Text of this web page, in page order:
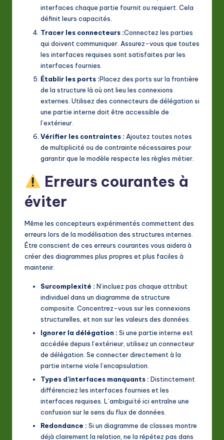
interfaces chaque partie fournit ou requiert. Cela
définit leurs capacités.
Tracer les connecteurs :Connectez les parties
qui doivent communiquer. Assurez-vous que toutes
les interfaces requises sont satisfaites par les
interfaces fournies.
Établir les ports :Placez des ports sur la frontière
de la structure là où ont lieu les connexions
externes. Utilisez des connecteurs de délégation si
une partie interne doit être accessible de
l’extérieur.
Vérifier les contraintes : Ajoutez toutes notes
de multiplicité ou de contrainte nécessaires pour
garantir que le modèle respecte les règles métier.
Erreurs courantes à
éviter
Même les concepteurs expérimentés commettent des
erreurs lors de la modélisation des structures internes.
Être conscient de ces erreurs courantes vous aidera à
créer des diagrammes plus propres et plus faciles à
maintenir.
Surcomplexité : N’incluez pas chaque attribut
individuel dans un diagramme de structure
composite. Concentrez-vous sur les connexions
structurelles, et non sur les valeurs des données.
Ignorer la délégation : Si une partie interne est
accédée depuis l’extérieur, utilisez un connecteur
de délégation. Se connecter directement à la
partie interne viole l’encapsulation.
Types d’interfaces manquants : Distinctement
différenciez les interfaces fournies et les
interfaces requises. L’ambiguïté ici entraîne une
confusion sur le sens du flux de données.
Redondance : Si un diagramme de classes montre
déjà clairement la relation, ne la répétez pas dans